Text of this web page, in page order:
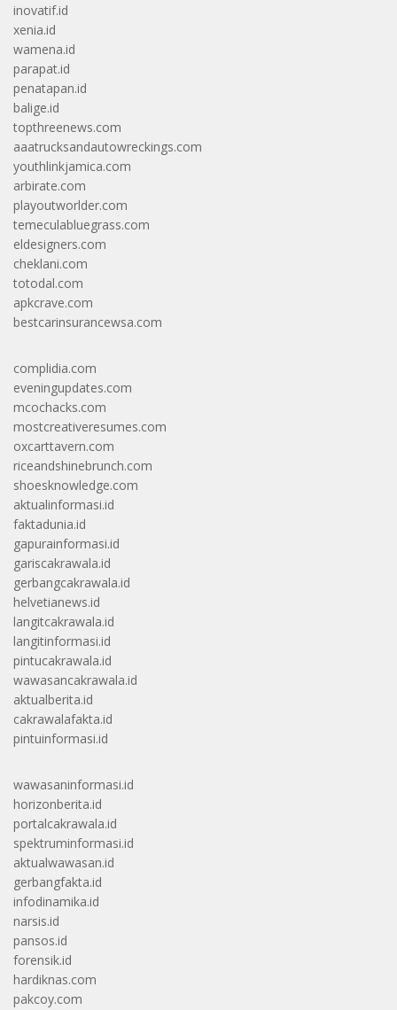
inovatif.id
xenia.id
wamena.id
parapat.id
penatapan.id
balige.id
topthreenews.com
aaatrucksandautowreckings.com
youthlinkjamica.com
arbirate.com
playoutworlder.com
temeculabluegrass.com
eldesigners.com
cheklani.com
totodal.com
apkcrave.com
bestcarinsurancewsa.com
complidia.com
eveningupdates.com
mcochacks.com
mostcreativeresumes.com
oxcarttavern.com
riceandshinebrunch.com
shoesknowledge.com
aktualinformasi.id
faktadunia.id
gapurainformasi.id
gariscakrawala.id
gerbangcakrawala.id
helvetianews.id
langitcakrawala.id
langitinformasi.id
pintucakrawala.id
wawasancakrawala.id
aktualberita.id
cakrawalafakta.id
pintuinformasi.id
wawasaninformasi.id
horizonberita.id
portalcakrawala.id
spektruminformasi.id
aktualwawasan.id
gerbangfakta.id
infodinamika.id
narsis.id
pansos.id
forensik.id
hardiknas.com
pakcoy.com